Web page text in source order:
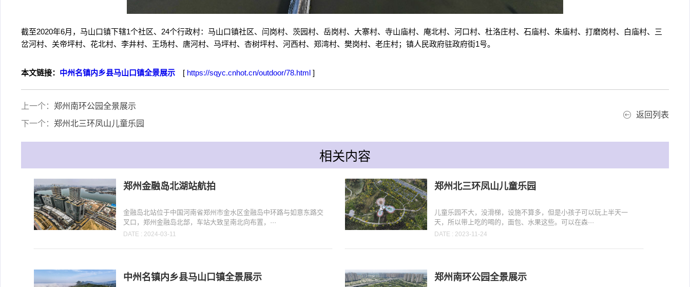
截至2020年6月，马山口镇下辖1个社区、24个行政村：马山口镇社区、闫岗村、茨园村、岳岗村、大寨村、寺山庙村、庵北村、河口村、杜洛庄村、石庙村、朱庙村、打磨岗村、白庙村、三
岔河村、关帝坪村、花北村、李井村、王场村、唐河村、马坪村、杏树坪村、河西村、郑湾村、樊岗村、老庄村；镇人民政府驻政府街1号。
本文链接： 中州名镇内乡县马山口镇全景展示 [ https://sqyc.cnhot.cn/outdoor/78.html ]
上一个： 郑州南环公园全景展示
下一个： 郑州北三环凤山儿童乐园
返回列表
相关内容
郑州金融岛北湖站航拍
金融岛北站位于中国河南省郑州市金水区金融岛中环路与如意东路交
叉口，郑州金融岛北部，车站大致呈南北向布置，···
DATE : 2024-03-11
郑州北三环凤山儿童乐园
儿童乐园不大，没滑梯，设施不算多，但是小孩子可以玩上半天一
天，所以带上吃的喝的，面包、水果这些。可以在森···
DATE : 2023-11-24
中州名镇内乡县马山口镇全景展示 郑州南环公园全景展示